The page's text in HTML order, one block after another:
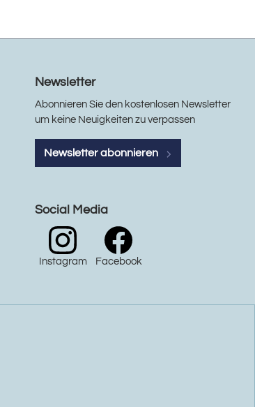
Newsletter
Abonnieren Sie den kostenlosen Newsletter
um keine Neuigkeiten zu verpassen
Newsletter abonnieren
Social Media
Instagram Facebook